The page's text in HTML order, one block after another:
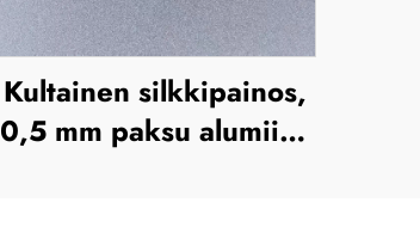
Kultainen silkkipainos,
0,5 mm paksu alumiini-